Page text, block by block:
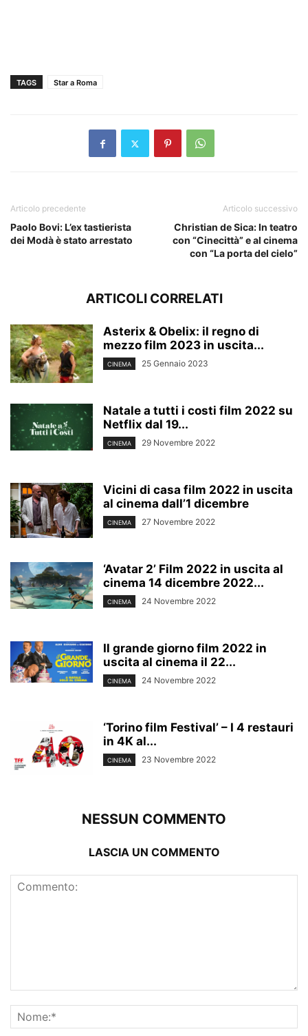
TAGS Star a Roma
Articolo precedente
Paolo Bovi: L’ex tastierista
dei Modà è stato arrestato
Articolo successivo
Christian de Sica: In teatro
con “Cinecittà” e al cinema
con “La porta del cielo”
ARTICOLI CORRELATI
Asterix & Obelix: il regno di
mezzo film 2023 in uscita...
CINEMA 25 Gennaio 2023
Natale a tutti i costi film 2022 su
Netflix dal 19...
CINEMA 29 Novembre 2022
Vicini di casa film 2022 in uscita
al cinema dall’1 dicembre
CINEMA 27 Novembre 2022
‘Avatar 2’ Film 2022 in uscita al
cinema 14 dicembre 2022...
CINEMA 24 Novembre 2022
Il grande giorno film 2022 in
uscita al cinema il 22...
CINEMA 24 Novembre 2022
‘Torino film Festival’ – I 4 restauri
in 4K al...
CINEMA 23 Novembre 2022
NESSUN COMMENTO
LASCIA UN COMMENTO